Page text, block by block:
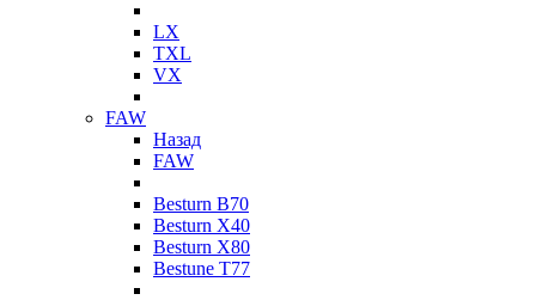
LX
TXL
VX
FAW
Назад
FAW
Besturn B70
Besturn X40
Besturn X80
Bestune T77